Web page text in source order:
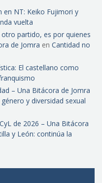
en NT: Keiko Fujimori y
vuelta
partido, es por quienes
de Jomra en Cantidad no
El castellano como
– Una Bitácora de Jomra
y diversidad sexual
de 2026 – Una Bitácora
y León: continúa la